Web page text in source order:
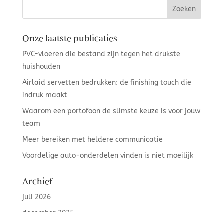
Onze laatste publicaties
PVC-vloeren die bestand zijn tegen het drukste
huishouden
Airlaid servetten bedrukken: de finishing touch die
indruk maakt
Waarom een portofoon de slimste keuze is voor jouw
team
Meer bereiken met heldere communicatie
Voordelige auto-onderdelen vinden is niet moeilijk
Archief
juli 2026